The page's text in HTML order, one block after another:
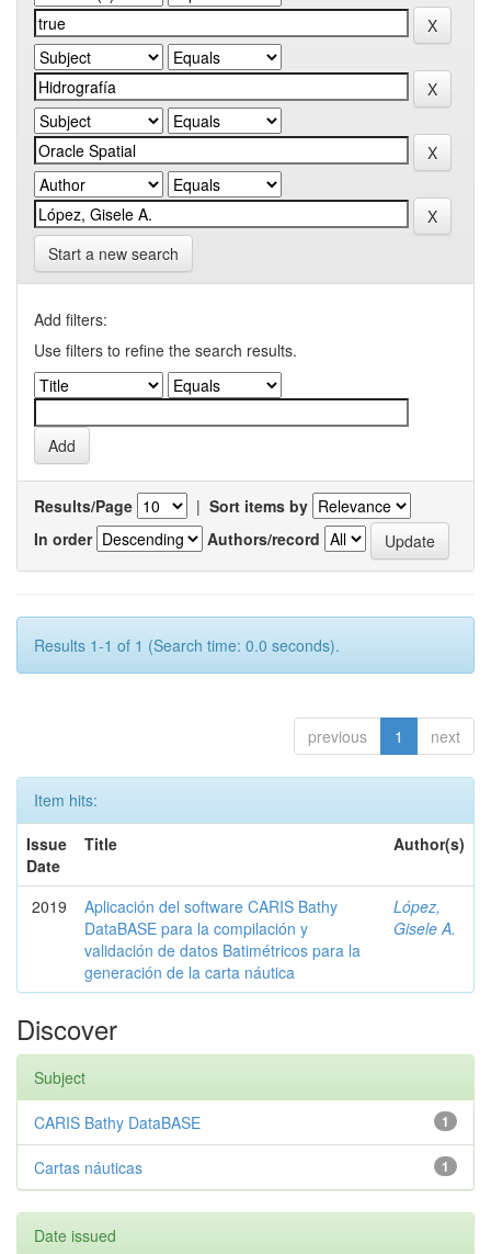
Start a new search
Add filters:
Use filters to refine the search results.
Results/Page | Sort items by
In order
Authors/record
Results 1-1 of 1 (Search time: 0.0 seconds).
previous 1 next
Item hits:
Issue
Date
Title Author(s)
2019
Aplicación del software CARIS Bathy
DataBASE para la compilación y
validación de datos Batimétricos para la
generación de la carta náutica
López,
Gisele A.
Discover
Subject
1
CARIS Bathy DataBASE
1
Cartas náuticas
Date issued